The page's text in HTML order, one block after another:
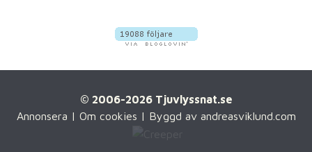
© 2006-2026 Tjuvlyssnat.se
Annonsera | Om cookies | Byggd av andreasviklund.com